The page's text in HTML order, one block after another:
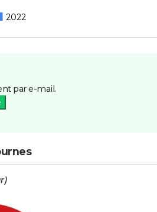
2022
par e-mail.